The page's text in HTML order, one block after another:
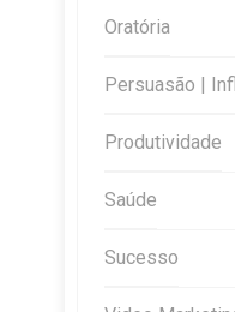
Oratória
Persuasão |
Produtividade
Saúde
Sucesso